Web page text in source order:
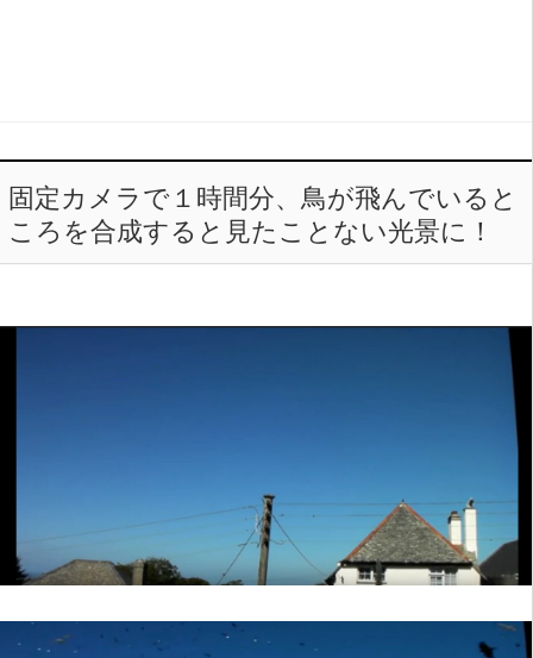
固定カメラで１時間分、鳥が飛んでいると
ころを合成すると見たことない光景に！